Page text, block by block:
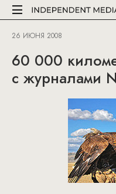
26 ИЮНЯ 2008
60 000
с журналами